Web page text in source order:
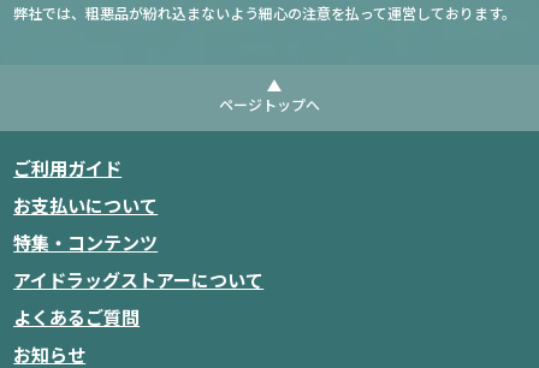
弊社では、粗悪品が紛れ込まないよう細心の注意を払って運営しております。
ページトップへ
ご利用ガイド
お支払いについて
特集・コンテンツ
アイドラッグストアーについて
よくあるご質問
お知らせ